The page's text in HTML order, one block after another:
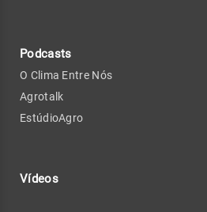
Podcasts
O Clima Entre Nós
Agrotalk
EstúdioAgro
Vídeos